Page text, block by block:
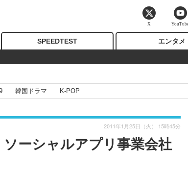
SPEEDTEST エンタメ
韓国ドラマ K-POP
ーシャルアプリ事業会社
2011年1月25日（火） 15時45分
X